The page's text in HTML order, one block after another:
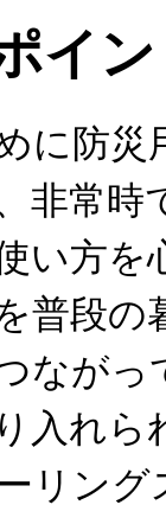
イ
に防災
非常時
い方を
普段の
ながっ
入れら
リン